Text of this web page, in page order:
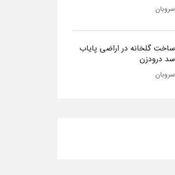
سروبان
ساخت گلخانه در اراضی پایاب
سد درودزن
سروبان